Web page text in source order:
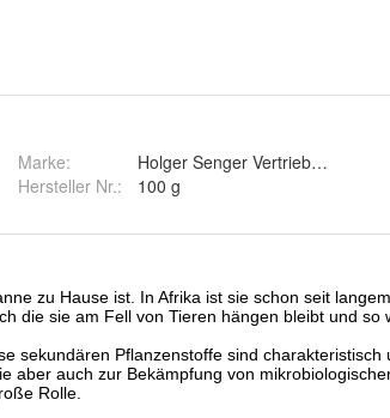
Marke:
Holger Senger Vertrieb von
Hersteller Nr.:
100 g